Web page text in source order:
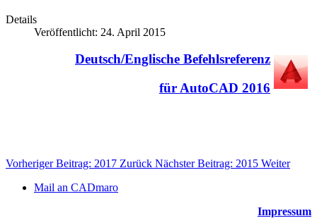
Details
Veröffentlicht: 24. April 2015
Deutsch/Englische Befehlsreferenz
für AutoCAD 2016
Vorheriger Beitrag: 2017 Zurück Nächster Beitrag: 2015 Weiter
Mail an CADmaro
Impressum